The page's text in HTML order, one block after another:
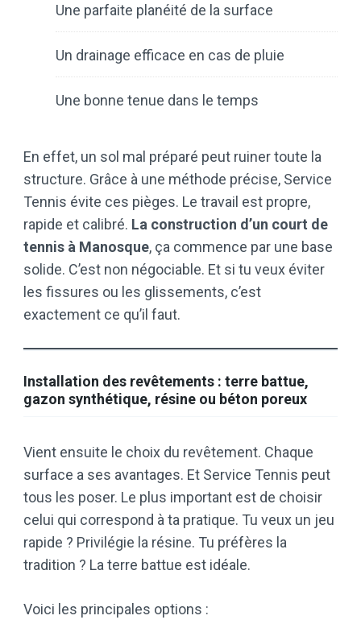
Une parfaite planéité de la surface
Un drainage efficace en cas de pluie
Une bonne tenue dans le temps
En effet, un sol mal préparé peut ruiner toute la
structure. Grâce à une méthode précise, Service
Tennis évite ces pièges. Le travail est propre,
rapide et calibré. La construction d’un court de
tennis à Manosque, ça commence par une base
solide. C’est non négociable. Et si tu veux éviter
les fissures ou les glissements, c’est
exactement ce qu’il faut.
Installation des revêtements : terre battue,
gazon synthétique, résine ou béton poreux
Vient ensuite le choix du revêtement. Chaque
surface a ses avantages. Et Service Tennis peut
tous les poser. Le plus important est de choisir
celui qui correspond à ta pratique. Tu veux un jeu
rapide ? Privilégie la résine. Tu préfères la
tradition ? La terre battue est idéale.
Voici les principales options :